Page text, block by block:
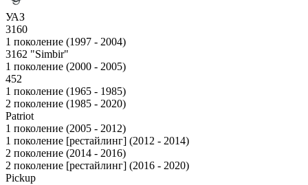
УАЗ
3160
1 поколение (1997 - 2004)
3162 "Simbir"
1 поколение (2000 - 2005)
452
1 поколение (1965 - 1985)
2 поколение (1985 - 2020)
Patriot
1 поколение (2005 - 2012)
1 поколение [рестайлинг] (2012 - 2014)
2 поколение (2014 - 2016)
2 поколение [рестайлинг] (2016 - 2020)
Pickup